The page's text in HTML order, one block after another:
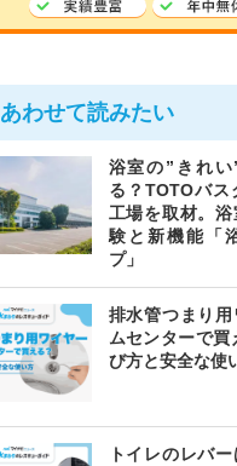
あわせて読みたい
浴室の”きれ
る？TOTOバ
工場を取材。
験と新機能「
プ」
排水管つまり
ムセンターで買
び方と安全な使
トイレのレバ